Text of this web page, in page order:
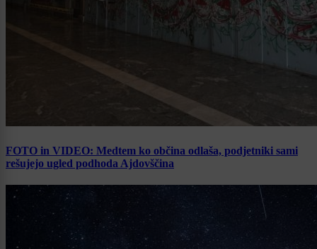
FOTO in VIDEO: Medtem ko občina odlaša, podjetniki sami
rešujejo ugled podhoda Ajdovščina